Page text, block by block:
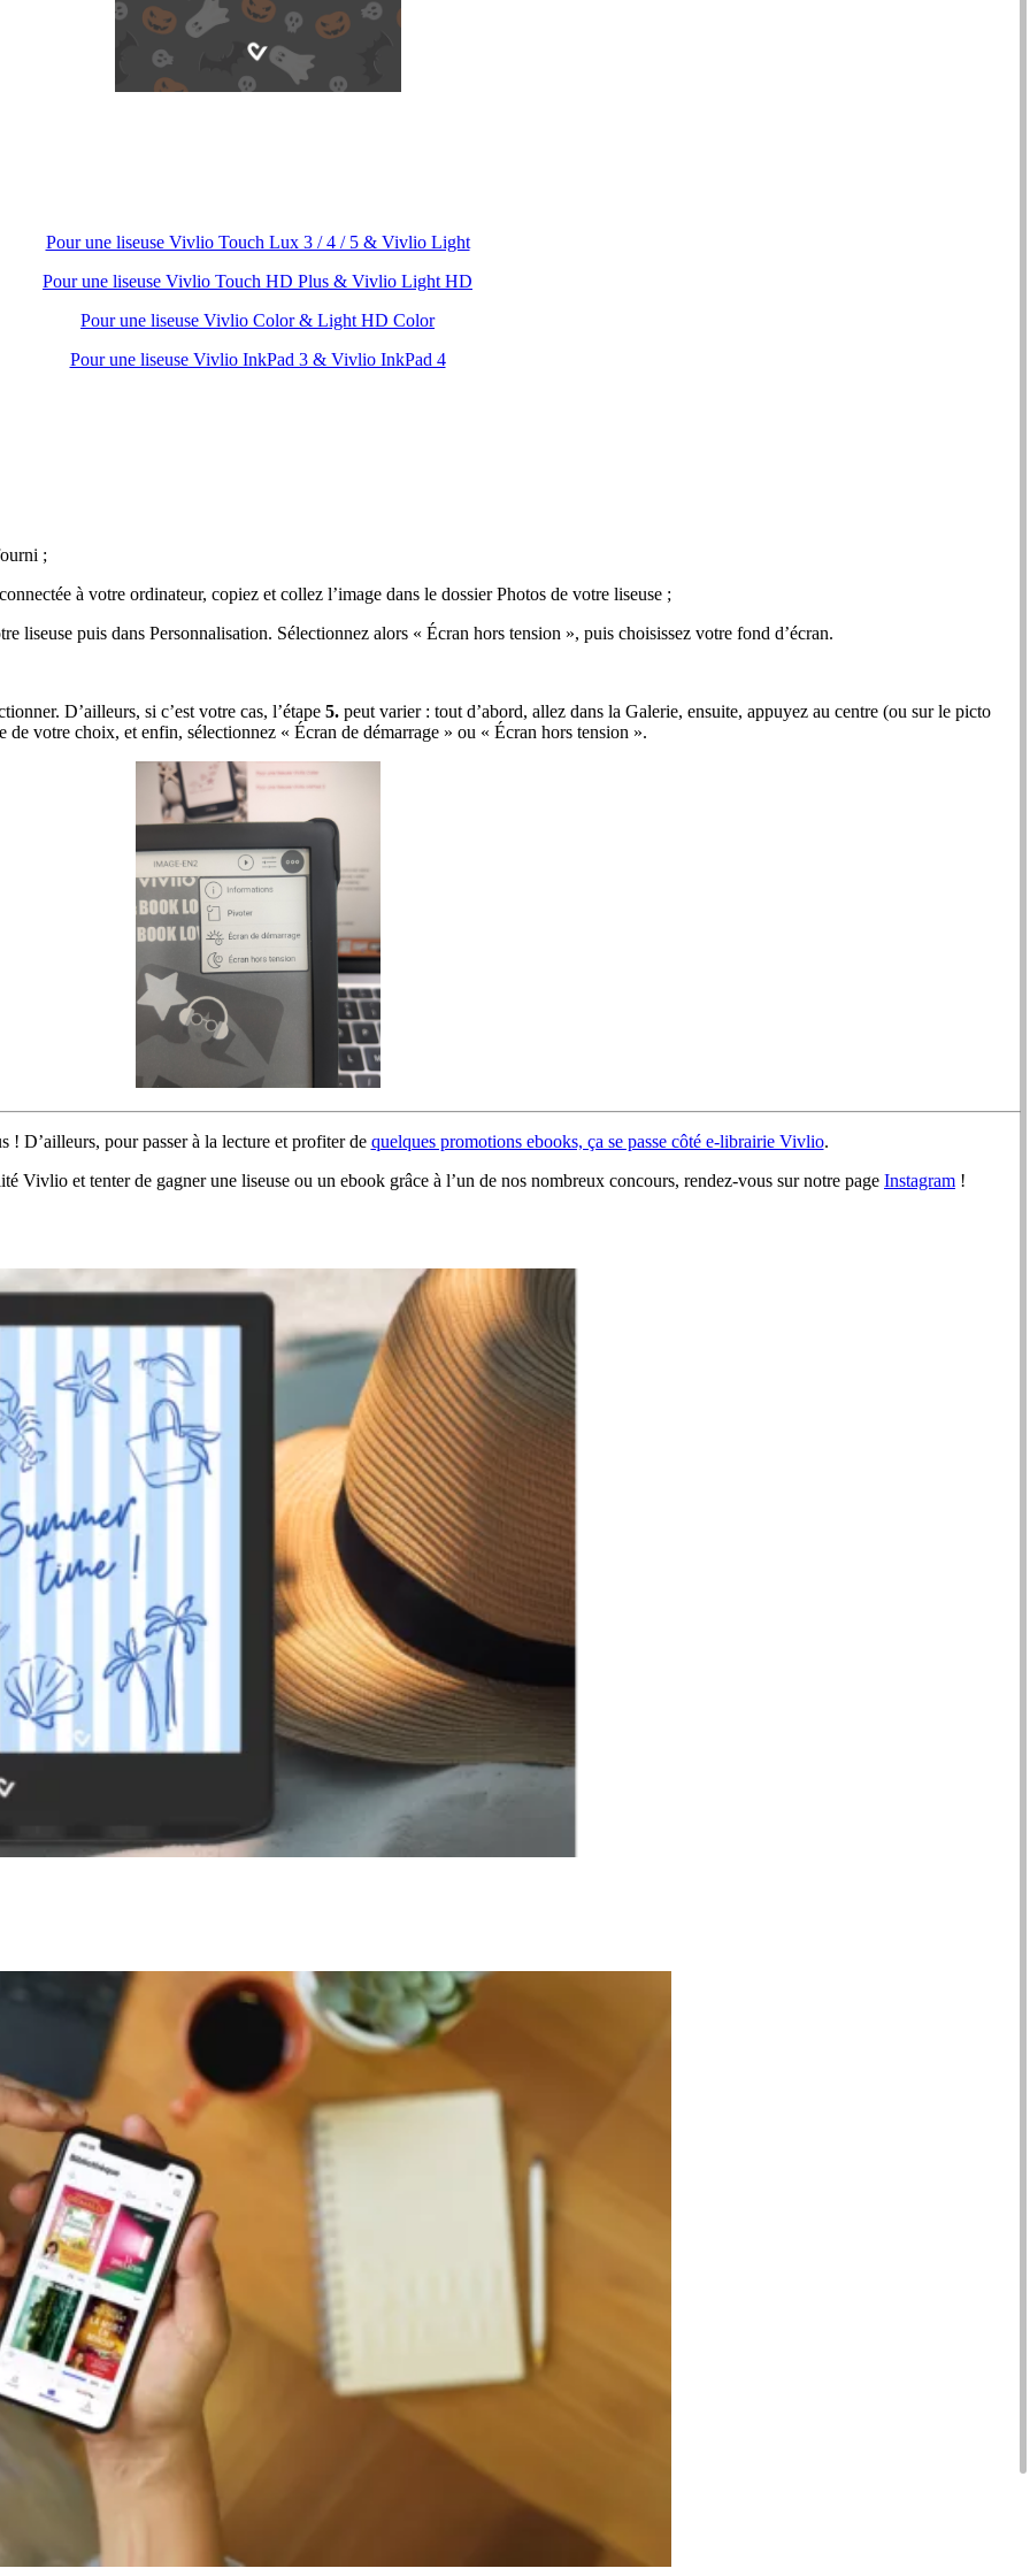
Pour une liseuse Vivlio Touch Lux 3 / 4 / 5 & Vivlio Light
Pour une liseuse Vivlio Touch HD Plus & Vivlio Light HD
Pour une liseuse Vivlio Color & Light HD Color
Pour une liseuse Vivlio InkPad 3 & Vivlio InkPad 4
;
à votre ordinateur, copiez et collez l’image dans le dossier Photos de votre liseuse ;
liseuse puis dans Personnalisation. Sélectionnez alors « Écran hors tension », puis choisissez votre fond d’écran.
D’ailleurs, si c’est votre cas, l’étape 5.peut varier : tout d’abord, allez dans la Galerie, ensuite, appuyez au centre (ou sur le picto
de votre choix, et enfin, sélectionnez « Écran de démarrage » ou « Écran hors tension ».
! D’ailleurs, pour passer à la lecture et profiter de quelques promotions ebooks, ça se passe côté e-librairie Vivlio.
Vivlio et tenter de gagner une liseuse ou un ebook grâce à l’un de nos nombreux concours, rendez-vous sur notre page Instagram !
ensemble